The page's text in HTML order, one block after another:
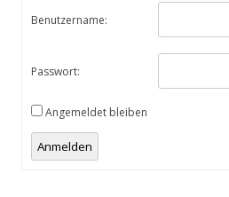
Benutzername:
Passwort:
Angemeldet bleiben
Anmelden